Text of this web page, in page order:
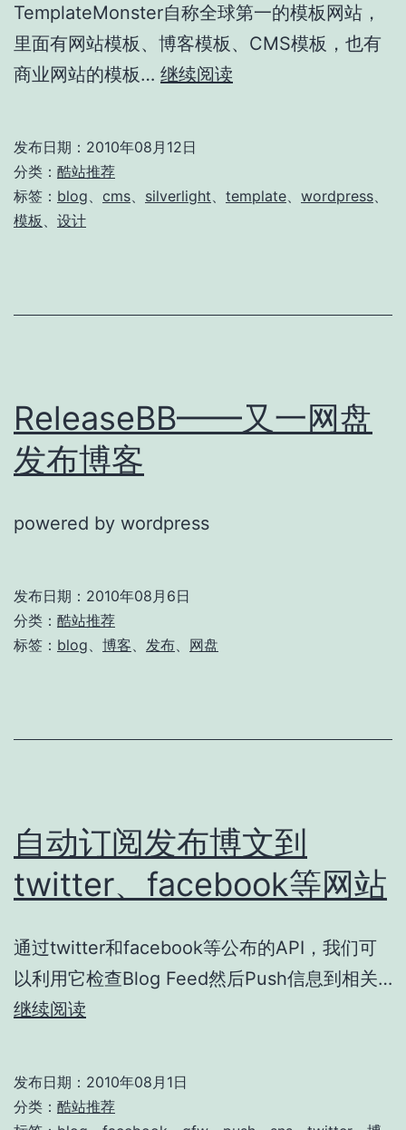
TemplateMonster自称全球第一的模板网站，
里面有网站模板、博客模板、CMS模板，也有
商业网站的模板… 继续阅读
风
网
发布日期： 2010年08月12日
分类： 酷站推荐
标签： blog cms silverlight template wordpress
模板
设计
ReleaseBB——又一网盘
发布博客
powered by wordpress
发布日期： 2010年08月6日
分类： 酷站推荐
标签： blog 博客 发布 网盘
自动订阅发布博文到
twitter、facebook等网站
通过twitter和facebook等公布的API，我们可
以利用它检查Blog Feed然后Push信息到相关…
继续阅读
阅
发布日期： 2010年08月1日
分类： 酷站推荐